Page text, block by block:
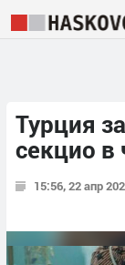
Турция
секцио в
15:56, 22 апр